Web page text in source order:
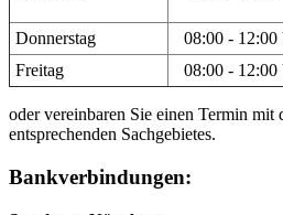
Donnerstag 08:00 - 12:00
Freitag
08:00 - 12:00
oder vereinbaren Sie einen Termin mit
entsprechenden Sachgebietes.
Bankverbindungen: